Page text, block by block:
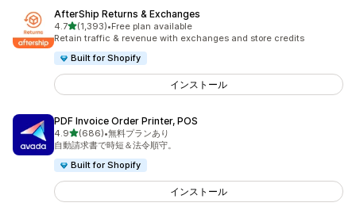
AfterShip Returns & Exchanges
4.75つ星中
(1,393)
合計レビュー数：1393件
•Free plan available
Retain traffic & revenue with exchanges and store credits
Built for Shopify
インストール
PDF Invoice Order Printer, POS
4.95つ星中
(686)
合計レビュー数：686件
•無料プランあり
自動請求書で時短＆法令順守。
Built for Shopify
インストール